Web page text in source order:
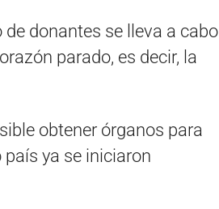
donantes se lleva a cabo
parado, es decir, la
obtener órganos para
ya se iniciaron